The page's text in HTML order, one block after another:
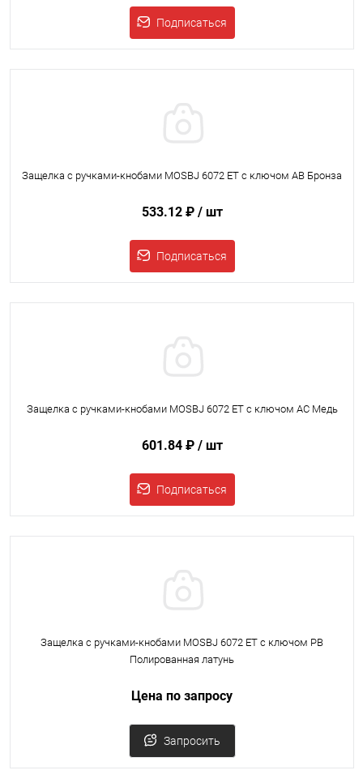
Подписаться
Защелка с ручками-кнобами MOSBJ 6072 ET с ключом AB Бронза
533.12 ₽ / шт
Подписаться
Защелка с ручками-кнобами MOSBJ 6072 ET с ключом AC Медь
601.84 ₽ / шт
Подписаться
Защелка с ручками-кнобами MOSBJ 6072 ET с ключом PB
Полированная латунь
Цена по запросу
Запросить